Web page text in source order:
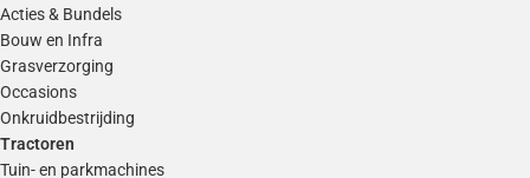
Acties & Bundels
Bouw en Infra
Grasverzorging
Occasions
Onkruidbestrijding
Tractoren
Tuin- en parkmachines